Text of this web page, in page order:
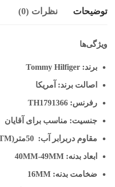
توضیحات نظرات (0)
ویژگی‌ها
برند: Tommy Hilfiger
اصالت برند: آمریکا
رفرنس: TH1791366
جنسیت: مناسب برای آقایان
مقاوم دربرابر آب: 50متر(5ATM)
ابعاد بدنه: 40MM-49MM
ضخامت بدنه: 16MM